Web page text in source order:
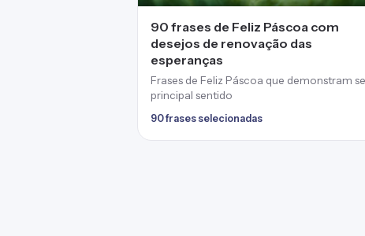
90 frases de Feliz Páscoa com
desejos de renovação das
esperanças
Frases de Feliz Páscoa que demonstram
principal sentido
90 frases selecionadas